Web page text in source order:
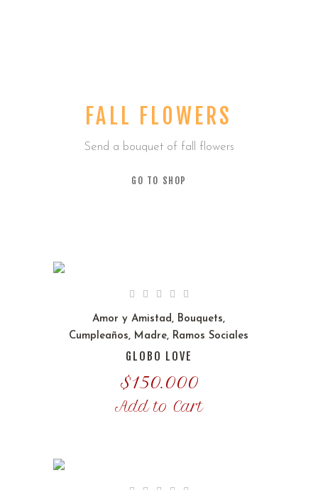
FALL FLOWERS
Send a bouquet of fall flowers
GO TO SHOP
Amor y Amistad , Bouquets,
Cumpleaños, Madre, Ramos Sociales
GLOBO LOVE
$150.000
Add to Cart